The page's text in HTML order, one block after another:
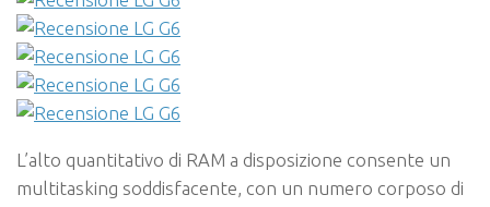
L’alto quantitativo di RAM a disposizione consente un
multitasking soddisfacente, con un numero corposo di